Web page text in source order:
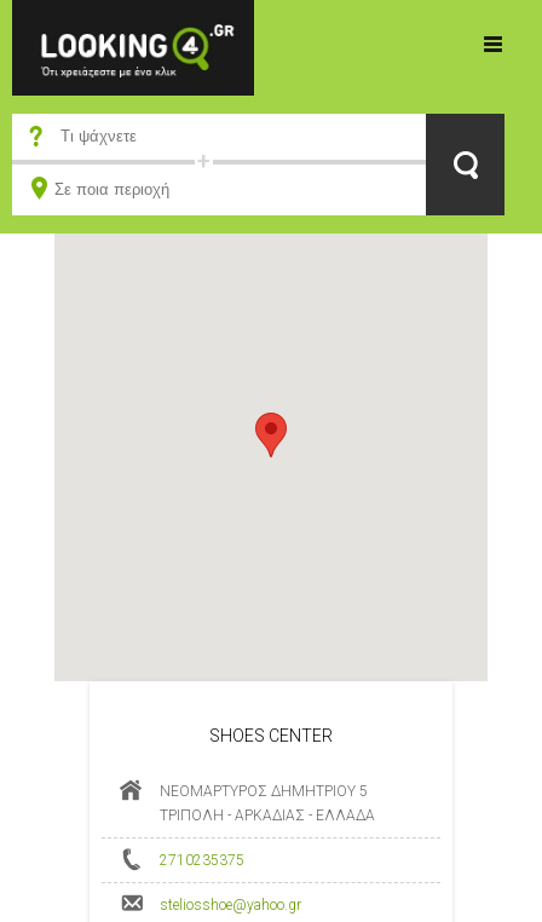
SHOES CENTER
ΝΕΟΜΑΡΤΥΡΟΣ ΔΗΜΗΤΡΙΟΥ 5
ΤΡΙΠΟΛΗ - ΑΡΚΑΔΙΑΣ - ΕΛΛΑΔΑ
2710235375
steliosshoe@yahoo.gr